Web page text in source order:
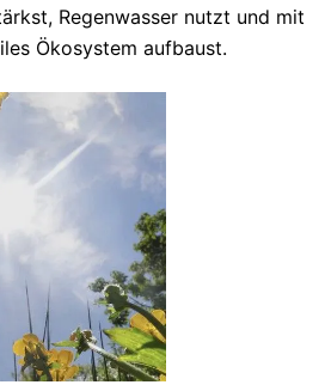
Regenwasser nutzt und mit
Ökosystem aufbaust.